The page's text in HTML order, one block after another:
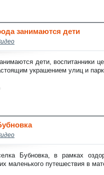
занимаются дети
дети, воспитанники
украшением улиц и
Бубновка, в рамках
маленького путешествия в